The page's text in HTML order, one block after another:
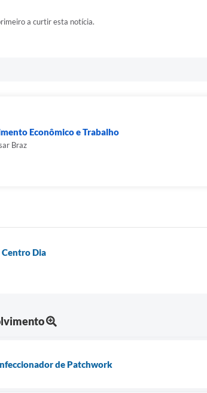
a curtir esta notícia.
Econômico e Trabalho
Braz
Centro Dia
de Patchwork